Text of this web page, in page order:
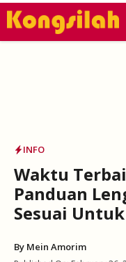
Skip
INFO
Waktu
Panduan
Sesuai
By Mein Amorim